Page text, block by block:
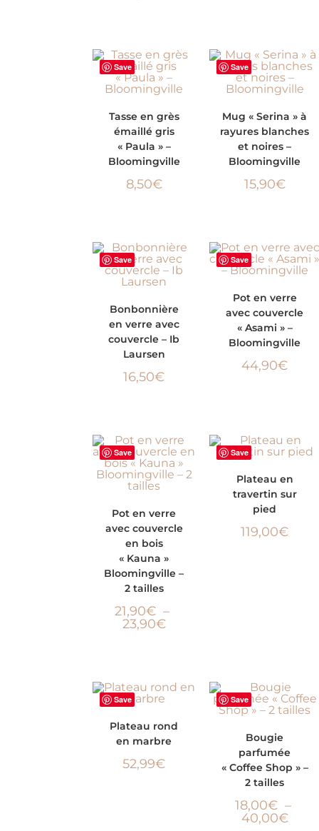
Save
PANIER
Tasse en grès
émaillé gris
« Paula » –
Bloomingville
8,50€
Save
Mug « Serina » à
rayures blanches
et noires –
Bloomingville
15,90€
Save
PANIER
Bonbonnière
en verre avec
couvercle – Ib
Laursen
16,50€
Save
Pot en verre
avec couvercle
« Asami » –
Bloomingville
44,90€
Save
OPTIONS
Pot en verre
avec couvercle
en bois
« Kauna »
Bloomingville –
2 tailles
21,90€ –
23,90€
Save
Plateau en
travertin sur
pied
119,00€
Save
PANIER
Plateau rond
en marbre
52,99€
Save
Bougie
parfumée
« Coffee Shop » –
2 tailles
18,00€ –
40,00€